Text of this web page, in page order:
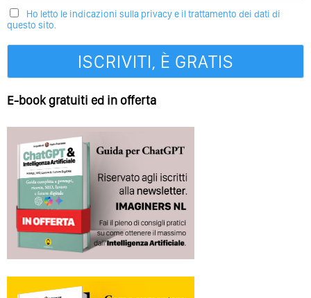
Ho letto le indicazioni sulla privacy e il trattamento dei dati di
questo sito.
E-book gratuiti ed in offerta